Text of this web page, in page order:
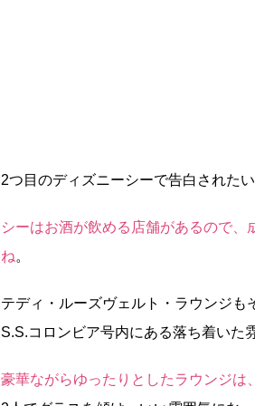
2つ目のディズニーシーで告白された
シーはお酒が飲める店舗があるので
ね。
テディ・ルーズヴェルト・ラウンジも
S.S.コロンビア号内にある落ち着いた
豪華ながらゆったりとしたラウンジ